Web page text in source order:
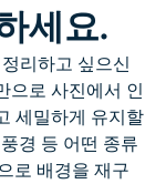
세요.
리하고 싶으신
으로 사진에서 인
세밀하게 유지할
경 등 어떤 종류
로 배경을 재구